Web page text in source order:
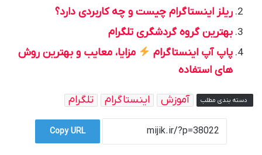
ریلز اینستاگرام چیست و چه کاربردی دارد؟
بهترین گروه گردشگری تلگرام
پاپ آپ اینستاگرام
مزایا، معایب و بهترین روش
های استفاده
دسته بندی مطلب آموزش اینستاگرام تلگرام
Copy URL